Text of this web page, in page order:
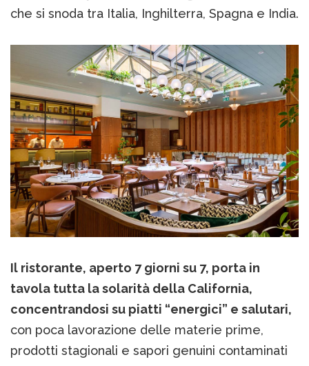
che si snoda tra Italia, Inghilterra, Spagna e India.
Il ristorante, aperto 7 giorni su 7, porta in
tavola tutta la solarità della California,
concentrandosi su piatti “energici” e salutari,
con poca lavorazione delle materie prime,
prodotti stagionali e sapori genuini contaminati